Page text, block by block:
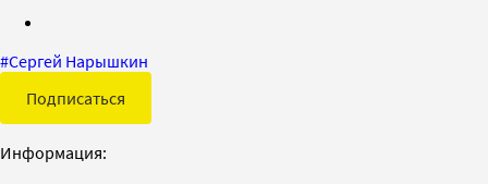
#Сергей Нарышкин
Подписаться
Информация: